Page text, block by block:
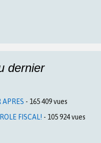
dernier
APRES - 165 409 vues
FISCAL! - 105 924 vues